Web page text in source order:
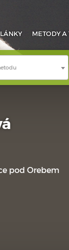
METODYA
pod Orebem